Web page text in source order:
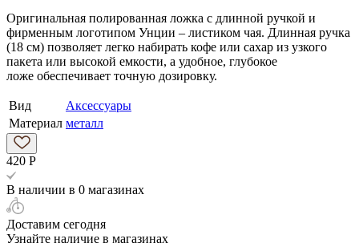
Оригинальная полированная ложка с длинной ручкой и
фирменным логотипом Унции – листиком чая. Длинная ручка
(18 см) позволяет легко набирать кофе или сахар из узкого
пакета или высокой емкости, а удобное, глубокое
ложе обеспечивает точную дозировку.
Вид
Аксессуары
Материал металл
420 Р
В наличии в 0 магазинах
Доставим сегодня
Узнайте наличие в магазинах